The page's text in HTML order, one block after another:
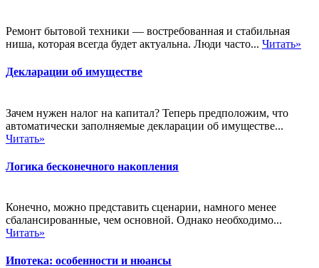
Ремонт бытовой техники — востребованная и стабильная
ниша, которая всегда будет актуальна. Люди часто... Читать»
Декларации об имуществе
Зачем нужен налог на капитал? Теперь предположим, что
автоматически заполняемые декларации об имуществе...
Читать»
Логика бесконечного накопления
Конечно, можно представить сценарии, намного менее
сбалансированные, чем основной. Однако необходимо...
Читать»
Ипотека: особенности и нюансы